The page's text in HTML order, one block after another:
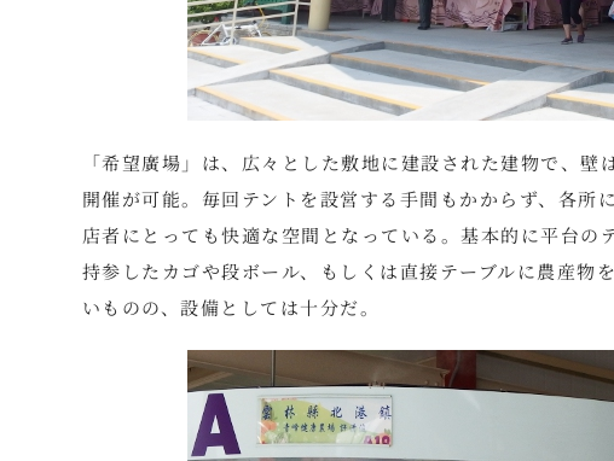
「希望廣場」は、広々とした敷地に建設された建物で、
開催が可能。毎回テントを設営する手間もかからず、各
店者にとっても快適な空間となっている。基本的に平台の
持参したカゴや段ボール、もしくは直接テーブルに農産物
いものの、設備としては十分だ。